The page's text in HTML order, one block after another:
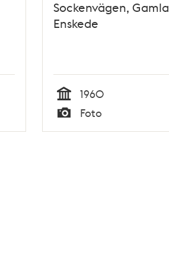
Sockenvägen, Gamla
Enskede
Tid
1960
Typ
Foto